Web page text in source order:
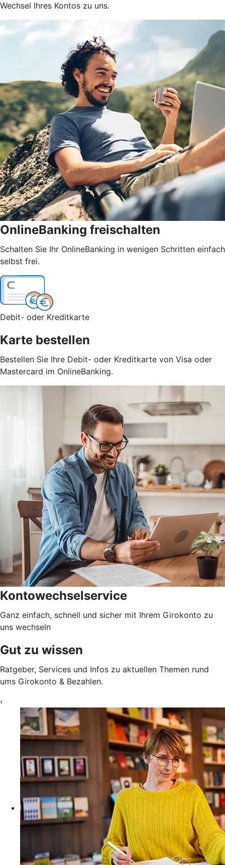
Wechsel Ihres Kontos zu uns.
OnlineBanking freischalten
Schalten Sie Ihr OnlineBanking in wenigen Schritten einfach
selbst frei.
Debit- oder Kreditkarte
Karte bestellen
Bestellen Sie Ihre Debit- oder Kreditkarte von Visa oder
Mastercard im OnlineBanking.
Kontowechselservice
Ganz einfach, schnell und sicher mit Ihrem Girokonto zu
uns wechseln
Gut zu wissen
Ratgeber, Services und Infos zu aktuellen Themen rund
ums Girokonto & Bezahlen.
‹